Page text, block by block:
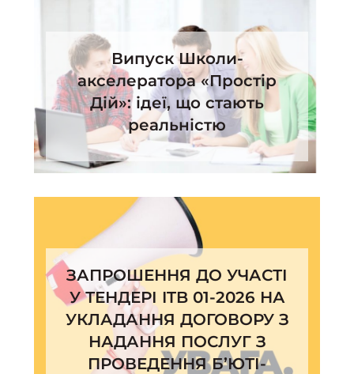
Випуск Школи-
акселератора «Простір
Дій»: ідеї, що стають
реальністю
ЗАПРОШЕННЯ ДО УЧАСТІ
У ТЕНДЕРІ ITB 01-2026 НА
УКЛАДАННЯ ДОГОВОРУ З
НАДАННЯ ПОСЛУГ З
ПРОВЕДЕННЯ Б’ЮТІ-